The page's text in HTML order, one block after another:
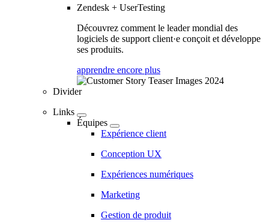
Zendesk + UserTesting
Découvrez comment le leader mondial des
logiciels de support client·e conçoit et développe
ses produits.
apprendre encore plus
Divider
Links
Équipes
Expérience client
Conception UX
Expériences numériques
Marketing
Gestion de produit